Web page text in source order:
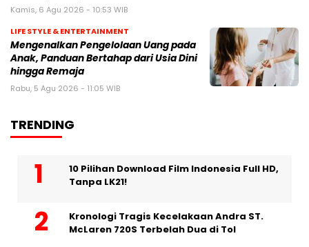
Kamis, 6 Agu 2026 - 10:53 WIB
LIFE STYLE & ENTERTAINMENT
Mengenalkan Pengelolaan Uang pada
Anak, Panduan Bertahap dari Usia Dini
hingga Remaja
Rabu, 5 Agu 2026 - 11:05 WIB
TRENDING
10 Pilihan Download Film Indonesia Full HD,
Tanpa LK21!
Kronologi Tragis Kecelakaan Andra ST.
McLaren 720S Terbelah Dua di Tol